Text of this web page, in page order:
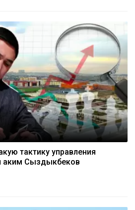
тактику управления
Сыздыкбеков